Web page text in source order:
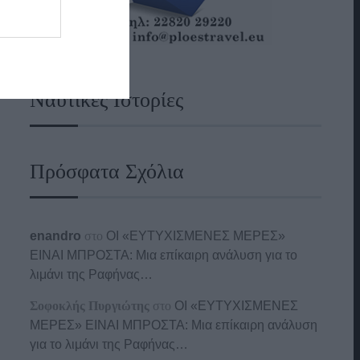
Ναυτικές Ιστορίες
Πρόσφατα Σχόλια
enandro στο ΟΙ «ΕΥΤΥΧΙΣΜΕΝΕΣ ΜΕΡΕΣ»
ΕΙΝΑΙ ΜΠΡΟΣΤΑ: Μια επίκαιρη ανάλυση για το
λιμάνι της Ραφήνας…
Σοφοκλής Πυργιώτης στο ΟΙ «ΕΥΤΥΧΙΣΜΕΝΕΣ
ΜΕΡΕΣ» ΕΙΝΑΙ ΜΠΡΟΣΤΑ: Μια επίκαιρη ανάλυση
για το λιμάνι της Ραφήνας…